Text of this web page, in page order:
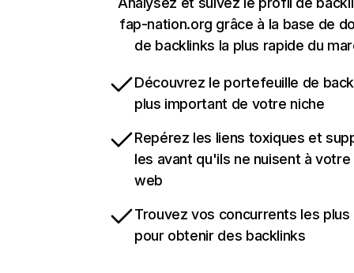
fap-nation.org grâce à la base de
de backlinks la plus rapide du
Découvrez le portefeuille de
plus important de votre niche
Repérez les liens toxiques et
les avant qu'ils ne nuisent à
web
Trouvez vos concurrents les
pour obtenir des backlinks